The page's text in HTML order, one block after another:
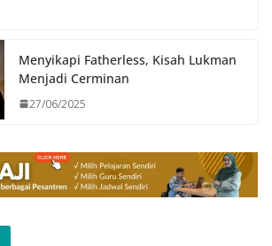
Menyikapi Fatherless, Kisah Lukman
Menjadi Cerminan
27/06/2025